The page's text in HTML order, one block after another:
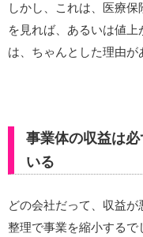
しかし、これは、医療
を見れば、あるいは値
は、ちゃんとした理由が
事業体の収益は
いる
どの会社だって、収益
整理で事業を縮小するで